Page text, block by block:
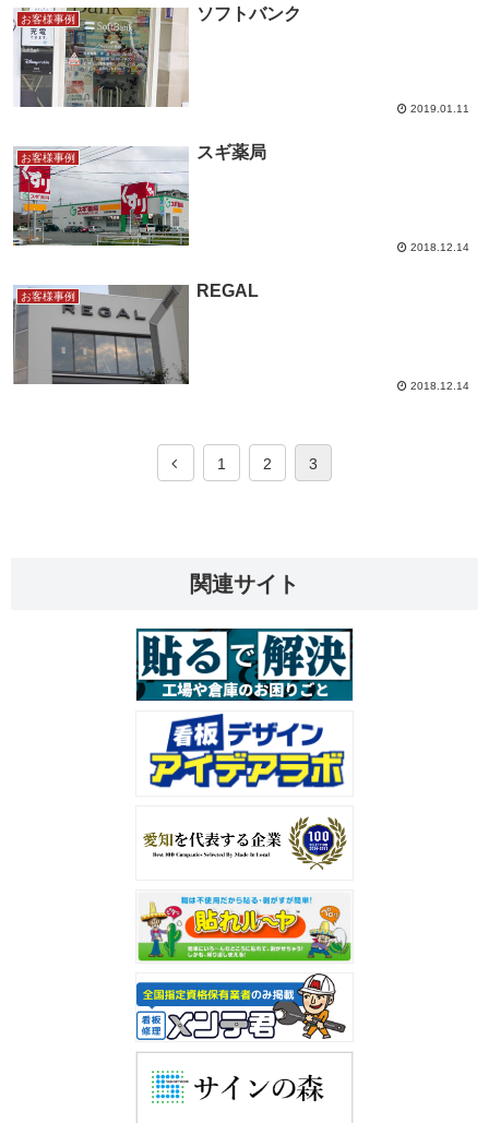
お客様事例 ソフトバンク
2019.01.11
お客様事例 スギ薬局
2018.12.14
お客様事例 REGAL
2018.12.14
1 2 3
関連サイト